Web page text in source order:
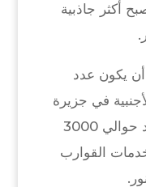
أكثر جاذبية
يكون عدد
في جزيرة
نوسا بينيدا رائعًا ، حيث يوجد حوالي 3000
القوارب